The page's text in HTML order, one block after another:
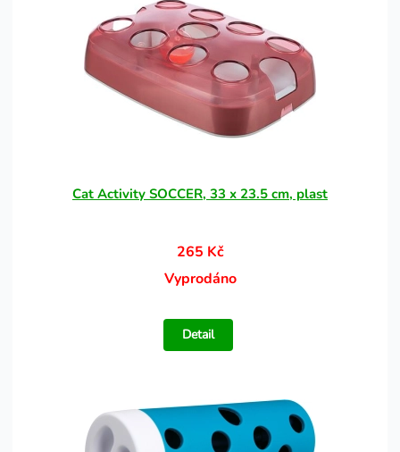
Cat Activity SOCCER, 33 x 23.5 cm, plast
265 Kč
Vyprodáno
Detail